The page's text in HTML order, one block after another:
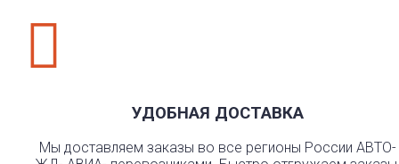

УДОБНАЯ ДОСТАВКА
Мы доставляем заказы во все регионы России АВТО-